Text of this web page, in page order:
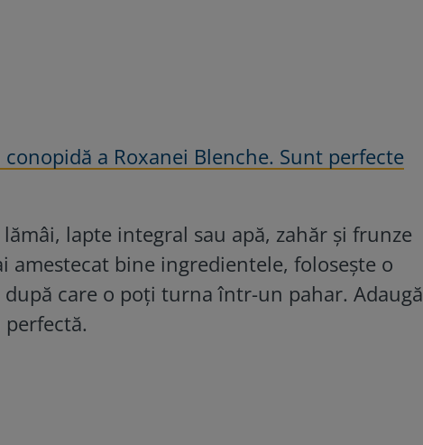
a Roxanei Blenche. Sunt perfecte
lapte integral sau apă, zahăr și frunze
amestecat bine ingredientele, folosește o
care o poți turna într-un pahar. Adaugă